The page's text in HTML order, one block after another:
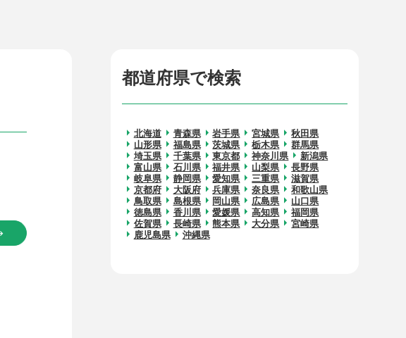
都道府県で検索
北海道 青森県 岩手県 宮城県
秋田県
山形県
福島県 茨城県 栃木県
群馬県
埼玉県
千葉県 東京都 神奈川県
新潟県
富山県
石川県 福井県 山梨県
長野県
岐阜県
静岡県 愛知県 三重県
滋賀県
京都府
大阪府 兵庫県 奈良県
和歌山県
鳥取県
島根県 岡山県 広島県
山口県
徳島県
香川県 愛媛県 高知県
福岡県
佐賀県
長崎県 熊本県 大分県
宮崎県
鹿児島県
沖縄県